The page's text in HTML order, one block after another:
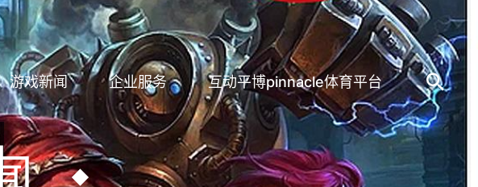
游戏新闻 企业服务 互动平博pinnacle体育平台